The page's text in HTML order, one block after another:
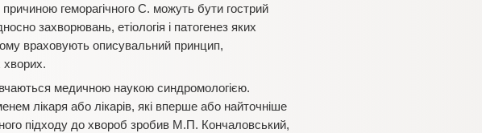
геморагічного С. можуть бути гострий
захворювань, етіологія і патогенез яких
враховують описувальний принцип,
хворих.
медичною наукою синдромологією.
лікаря або лікарів, які вперше або найточніше
підходу до хвороб зробив М.П. Кончаловський,